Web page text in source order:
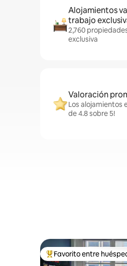
Alojamientos
trabajo
2,760
exclusiva
Valoración
Los alojamientos
de 4.8 sobre 5!
Favorito entre
Favorito entre